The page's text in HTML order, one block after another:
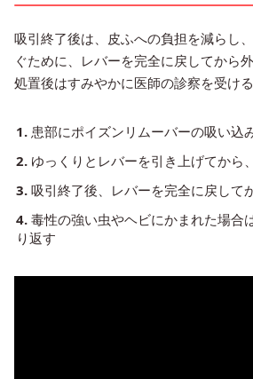
吸引終了後は、皮ふへの負担を減らし
ぐために、レバーを完全に戻してから
処置後はすみやかに医師の診察を受け
患部にポイズンリムーバーの吸い込
ゆっくりとレバーを引き上げてから
吸引終了後、レバーを完全に戻して
毒性の強い虫やヘビにかまれた場合
り返す